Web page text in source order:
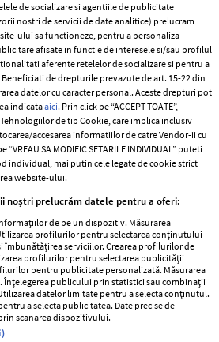
Termeni si conditii
Politica de
confidențialitate
Politica de cookies
Publicitate
femei
Viva
Avantaje
Retete practice
ONJN nr. 821/25.09.2025.
de socializare si agentiile de publicitate
nostri de servicii de date analitice) prelucram
ului sa functioneze, pentru a personaliza
afisate in functie de interesele si/sau profilul
aferente retelelor de socializare si pentru a
de drepturile prevazute de art. 15-22 din
datelor cu caracter personal. Aceste drepturi pot
indicataaici. Prin click pe “ACCEPT TOATE”,
de tip Cookie, care implica inclusiv
accesarea informatiilor de catre Vendor-ii cu
SA MODIFIC SETARILE INDIVIDUAL” puteti
individual, mai putin cele legate de cookie strict
website-ului.
noștri prelucrăm datele pentru a oferi:
de pe un dispozitiv. Măsurarea
profilurilor pentru selectarea conținutului
îmbunătățirea serviciilor. Crearea profilurilor de
profilurilor pentru selectarea publicității
pentru publicitate personalizată. Măsurarea
publicului prin statistici sau combinații
datelor limitate pentru a selecta conținutul.
a selecta publicitatea. Date precise de
scanarea dispozitivului.